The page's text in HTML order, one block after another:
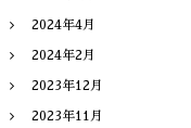
2024年4月
2024年2月
2023年12月
2023年11月